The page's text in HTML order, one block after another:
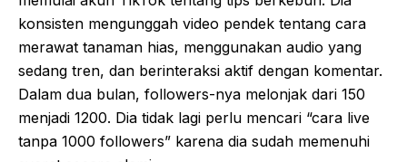
konsisten mengunggah video pendek tentang cara
merawat tanaman hias, menggunakan audio yang
sedang tren, dan berinteraksi aktif dengan komentar.
Dalam dua bulan, followers-nya melonjak dari 150
menjadi 1200. Dia tidak lagi perlu mencari “cara live
tanpa 1000 followers” karena dia sudah memenuhi